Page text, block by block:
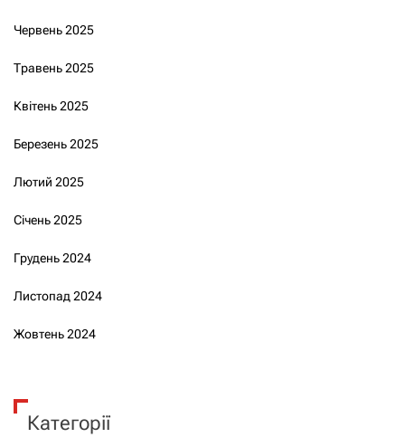
Червень 2025
Травень 2025
Квітень 2025
Березень 2025
Лютий 2025
Січень 2025
Грудень 2024
Листопад 2024
Жовтень 2024
Категорії